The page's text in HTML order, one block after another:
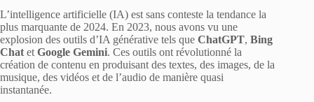
L’intelligence artificielle (IA) est sans conteste la tendance la
plus marquante de 2024. En 2023, nous avons vu une
explosion des outils d’IA générative tels que ChatGPT, Bing
Chat et Google Gemini. Ces outils ont révolutionné la
création de contenu en produisant des textes, des images, de la
musique, des vidéos et de l’audio de manière quasi
instantanée.